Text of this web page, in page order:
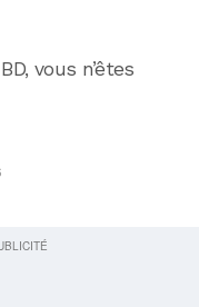
vous n’êtes